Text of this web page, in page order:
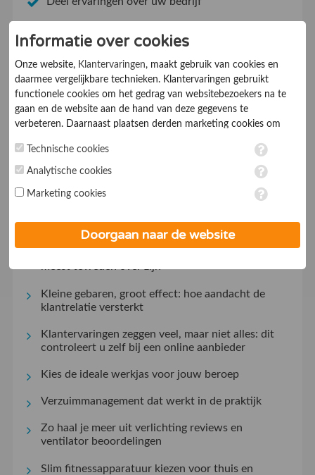
Uw bedrijf aanmelden
Lees recente artikelen
Cookiebanner op orde? Waarom ondernemers
daar in 2026 niet meer mee kunnen wachten
verbouwklus echt makkelijker?
meest tevreden over zijn
Kleine gebaren, groot effect: hoe aandacht de
klantrelatie versterkt
Klantervaringen zeggen veel, maar niet alles: dit
controleert u zelf bij een online aanbieder
Kies de ideale werkjas voor jouw beroep
Verzuimmanagement dat werkt in de praktijk
Zo haal je meer uit verlichting reviews en
ventilator beoordelingen
Slim fitnessapparatuur kiezen voor thuis en
Informatie over cookies
Onze website, Klantervaringen, maakt gebruik van cookies en
daarmee vergelijkbare technieken. Klantervaringen gebruikt
functionele cookies om het gedrag van websitebezoekers na te
gaan en de website aan de hand van deze gegevens te
verbeteren. Daarnaast plaatsen derden marketing cookies om
marketing cookies worden persoonsgegevens verwerkt. Je geeft
toestemming voor deze verwerking wanneer je hieronder een
op ieder moment aanpassen in de
. Lees voor meer
Technische cookies
Analytische cookies
Marketing cookies
Doorgaan naar de website